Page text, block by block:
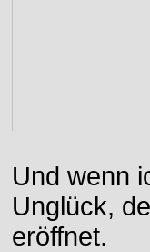
Und wenn
Unglück,
eröffnet.